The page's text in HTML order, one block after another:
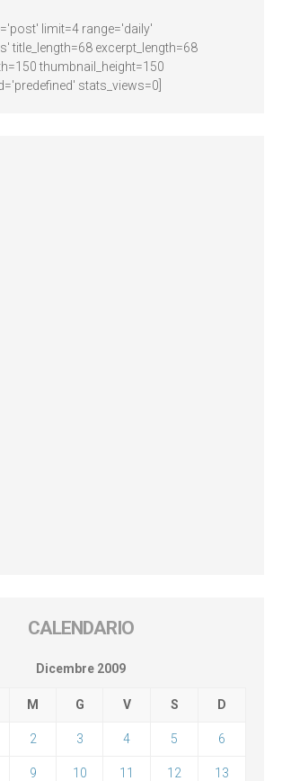
limit=4 range='daily'
title_length=68 excerpt_length=68
thumbnail_height=150
stats_views=0]
CALENDARIO
Dicembre 2009
M G V S D
2 3 4 5 6
9 10 11 12 13